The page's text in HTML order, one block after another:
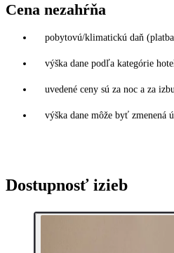
Cena nezahŕňa
pobytovú/klimatickú daň
výška dane podľa kategórie
uvedené ceny sú za noc a za
výška dane môže byť zmenená
Dostupnosť izieb